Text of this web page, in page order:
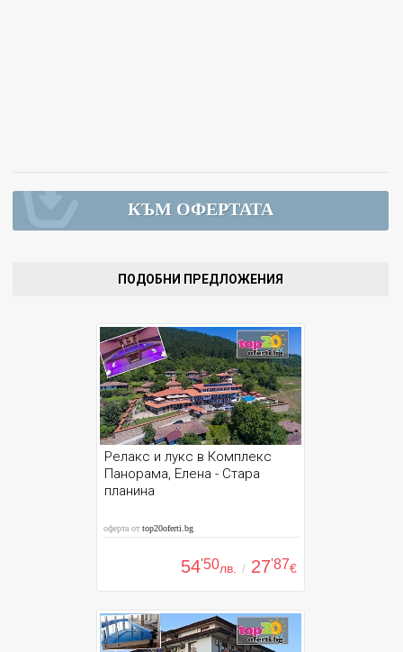
КЪМ ОФЕРТАТА
ПОДОБНИ ПРЕДЛОЖЕНИЯ
Релакс и лукс в Комплекс
Панорама, Елена - Стара
планина
оферта отtop20oferti.bg
54'50лв. / 27'87€